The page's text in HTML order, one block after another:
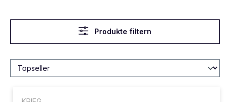
Produkte filtern